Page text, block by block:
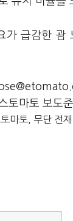
가 급감한 괌
토마토 보도
마토, 무단 전재